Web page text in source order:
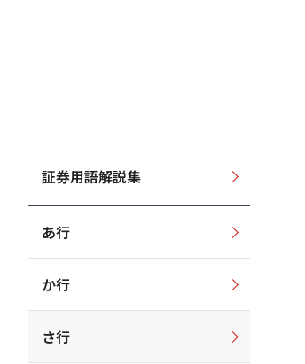
証券用語解説集
あ行
か行
さ行